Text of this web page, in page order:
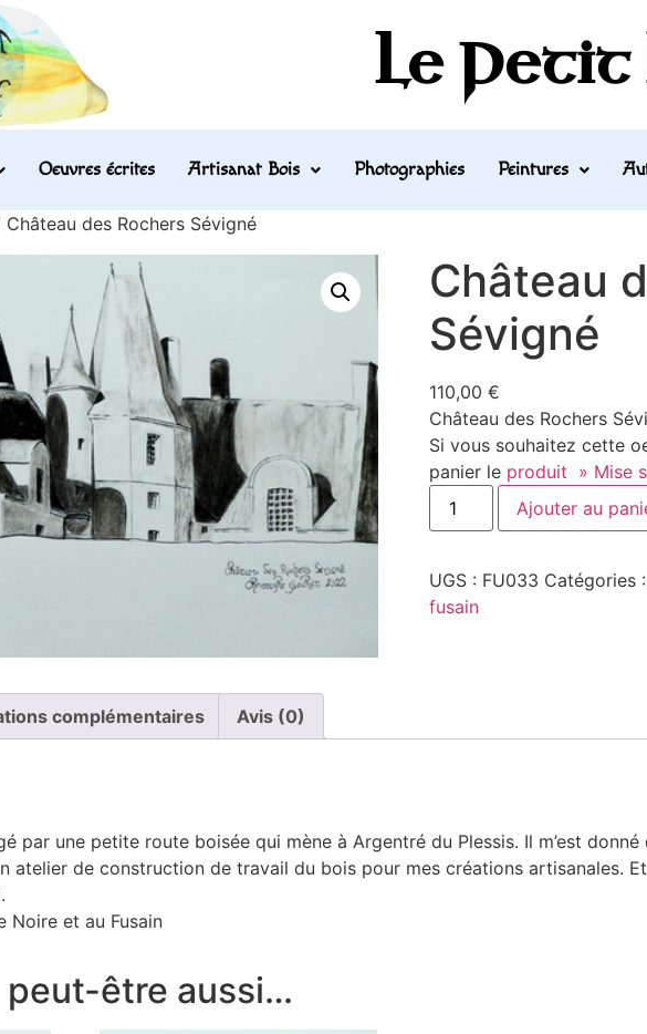
Le Petit
Oeuvres écrites Artisanat Bois Photographies Peintures
Château des Rochers Sévigné
Château
Sévigné
110,00 €
Château des Rochers
Si vous souhaitez cette
panier le produit » Mise
Ajouter au
UGS : FU033 Catégories :
fusain
complémentaires Avis (0)
par une petite route boisée qui mène à Argentré du Plessis. Il m’est
atelier de construction de travail du bois pour mes créations artisanales.
Noire et au Fusain
peut-être aussi…